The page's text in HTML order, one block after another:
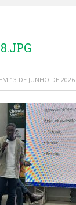
EM 13 DE JUNHO DE 2026